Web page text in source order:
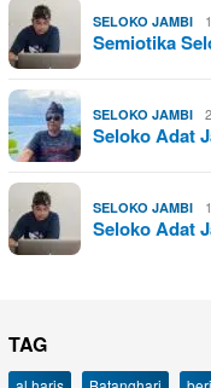
SELOKO JAMBI
Semiotika
SELOKO JAMBI
Seloko Adat
SELOKO JAMBI
Seloko Adat
TAG